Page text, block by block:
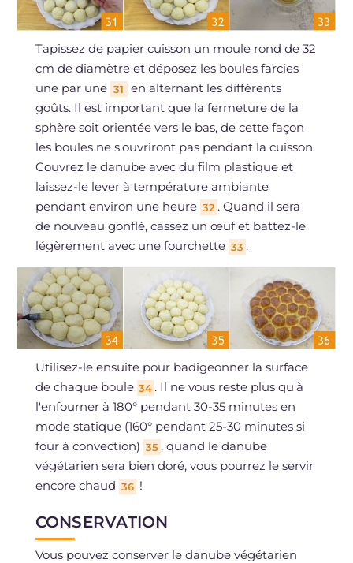
Tapissez de papier cuisson un moule rond de 32
cm de diamètre et déposez les boules farcies
une par une 31
en alternant les différents
goûts. Il est important que la fermeture de la
sphère soit orientée vers le bas, de cette façon
les boules ne s'ouvriront pas pendant la cuisson.
Couvrez le danube avec du film plastique et
laissez-le lever à température ambiante
pendant environ une heure 32 . Quand il sera
de nouveau gonflé, cassez un œuf et battez-le
légèrement avec une fourchette 33 .
Utilisez-le ensuite pour badigeonner la surface
de chaque boule 34 . Il ne vous reste plus qu'à
l'enfourner à 180° pendant 30-35 minutes en
mode statique (160° pendant 25-30 minutes si
four à convection) 35 , quand le danube
végétarien sera bien doré, vous pourrez le servir
encore chaud 36 !
CONSERVATION
Vous pouvez conserver le danube végétarien